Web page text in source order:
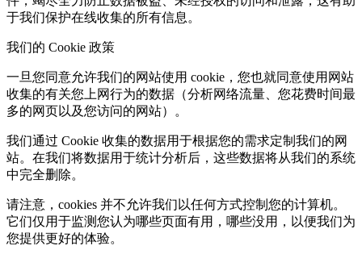
于我们保护在线收集的所有信息。
我们的 Cookie 政策
一旦您同意允许我们的网站使用 cookie，您也就同意使用网站
收集的有关您上网行为的数据（分析网络流量、您花费时间最
多的网页以及您访问的网站）。
我们通过 Cookie 收集的数据用于根据您的需求定制我们的网
站。在我们将数据用于统计分析后，这些数据将从我们的系统
中完全删除。
请注意，cookies 并不允许我们以任何方式控制您的计算机。
它们仅用于监测您认为哪些页面有用，哪些没用，以便我们为
您提供更好的体验。